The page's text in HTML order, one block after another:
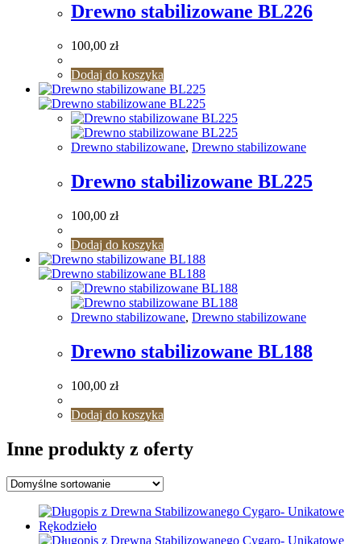
Drewno stabilizowane BL226
100,00 zł
Dodaj do koszyka
Drewno stabilizowane, Drewno stabilizowane
Drewno stabilizowane BL225
100,00 zł
Dodaj do koszyka
Drewno stabilizowane, Drewno stabilizowane
Drewno stabilizowane BL188
100,00 zł
Dodaj do koszyka
Inne produkty z oferty